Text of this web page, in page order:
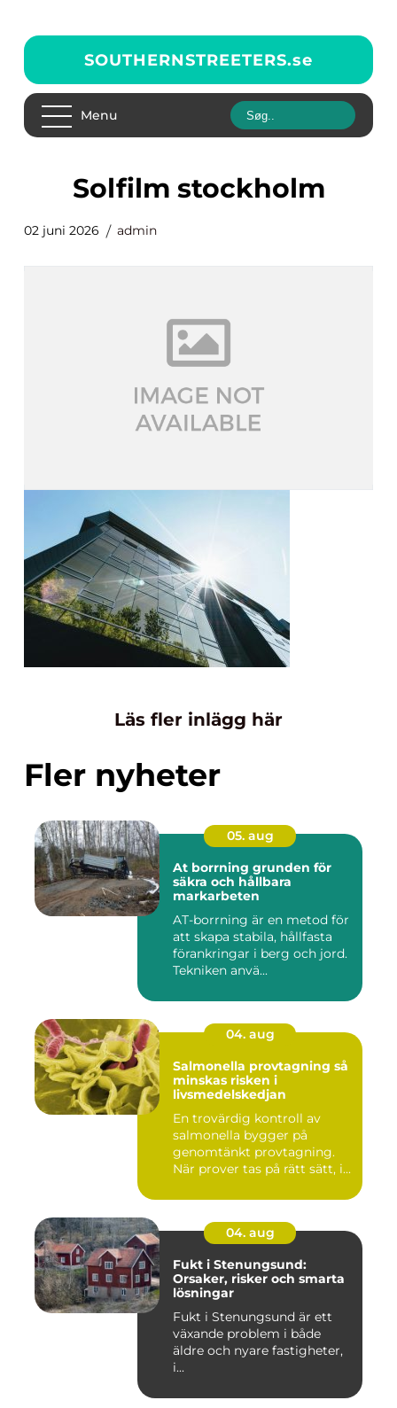
SOUTHERNSTREETERS.se
Menu
solfilm stockholm
02 juni 2026 admin
Läs fler inlägg här
Fler nyheter
05. aug
At borrning grunden för
säkra och hållbara
markarbeten
AT-borrning är en metod för
att skapa stabila, hållfasta
förankringar i berg och jord.
Tekniken anvä...
04. aug
Salmonella provtagning så
minskas risken i
livsmedelskedjan
En trovärdig kontroll av
salmonella bygger på
genomtänkt provtagning.
När prover tas på rätt sätt, i...
04. aug
Fukt i Stenungsund:
Orsaker, risker och smarta
lösningar
Fukt i Stenungsund är ett
växande problem i både
äldre och nyare fastigheter,
i...